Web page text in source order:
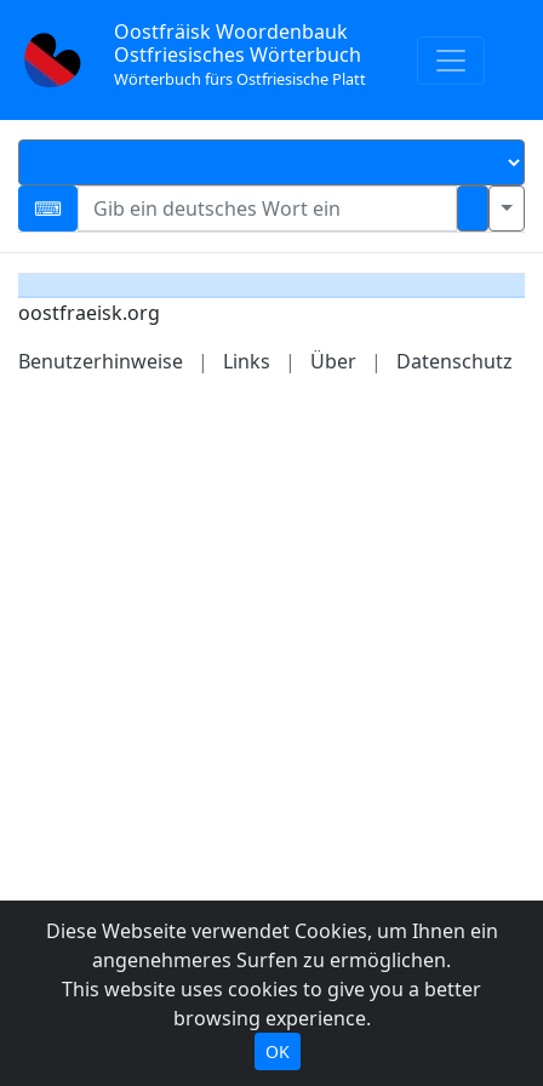
Oostfräisk Woordenbauk
Ostfriesisches Wörterbuch
Wörterbuch fürs Ostfriesische Platt
oostfraeisk.org
Benutzerhinweise
| Links | Über | Datenschutz
Diese Webseite verwendet Cookies, um Ihnen ein
angenehmeres Surfen zu ermöglichen.
This website uses cookies to give you a better
browsing experience.
OK